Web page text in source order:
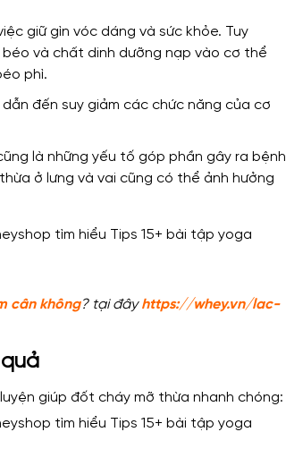
giữ gìn vóc dáng và sức khỏe. Tuy
và chất dinh dưỡng nạp vào cơ thể
phì.
đến suy giảm các chức năng của cơ
là những yếu tố góp phần gây ra bệnh
ở lưng và vai cũng có thể ảnh hưởng
cân không? tại đâyhttps://whey.vn/lac-
giúp đốt cháy mỡ thừa nhanh chóng: